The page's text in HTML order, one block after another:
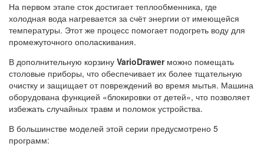
На первом этапе сток достигает теплообменника, где
холодная вода нагревается за счёт энергии от имеющейся
температуры. Этот же процесс помогает подогреть воду для
промежуточного ополаскивания.
В дополнительную корзину VarioDrawerможно помещать
столовые приборы, что обеспечивает их более тщательную
очистку и защищает от повреждений во время мытья. Машина
оборудована функцией «блокировки от детей», что позволяет
избежать случайных травм и поломок устройства.
В большинстве моделей этой серии предусмотрено 5
программ: